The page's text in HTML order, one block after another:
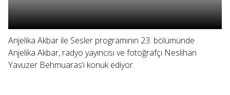
Anjelika Akbar ile Sesler programının 23. bölümünde
Anjelika Akbar, radyo yayıncısı ve fotoğrafçı Neslihan
Yavuzer Behmuaras’ı konuk ediyor.